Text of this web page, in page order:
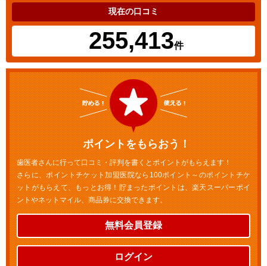
現在の口コミ
255,413件
ポイントをもらおう！
歯医者さんに行って口コミ・評判を書くとポイントがもらえます！
さらに、ポイントチケット加盟医院なら100ポイント～のポイントチケ
ットがもらえて、もっとお得！貯まったポイントは、楽天スーパーポイ
ントやネットマイル、商品券に交換できます。
無料会員登録
ログイン